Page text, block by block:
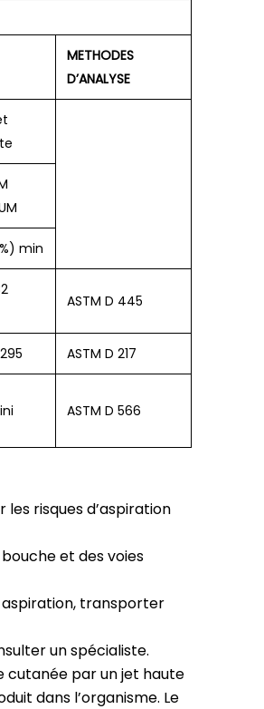
METHODES
D’ANALYSE
min
ASTM D 445
ASTM D 217
ASTM D 566
les risques d’aspiration
bouche et des voies
aspiration, transporter
un spécialiste.
cutanée par un jet haute
dans l’organisme. Le